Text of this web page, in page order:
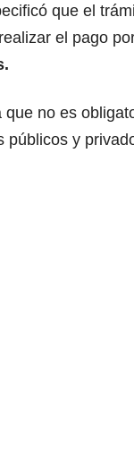
que el
el pago
no es
públicos y